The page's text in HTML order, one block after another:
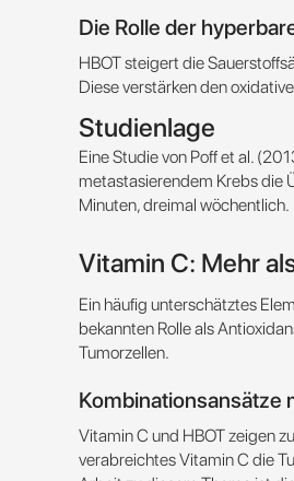
Die Rolle der
HBOT steigert die
Diese verstärken den
Studienlage
Eine Studie von Poff et al.
metastasierendem Krebs die
Minuten, dreimal wöchentlich​​.
Vitamin C: Mehr
Ein häufig unterschätztes
bekannten Rolle als
Tumorzellen.
Kombinationsansätze
Vitamin C und HBOT zeigen
verabreichtes Vitamin C die